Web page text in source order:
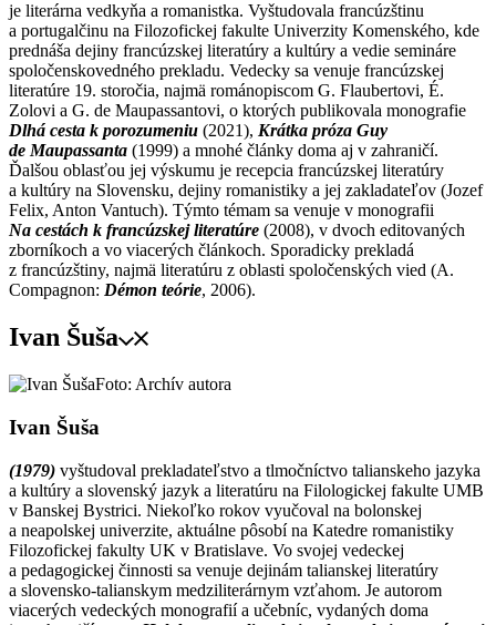
je literárna vedkyňa a romanistka. Vyštudovala francúzštinu
a portugalčinu na Filozofickej fakulte Univerzity Komenského, kde
prednáša dejiny francúzskej literatúry a kultúry a vedie semináre
spoločenskovedného prekladu. Vedecky sa venuje francúzskej
literatúre 19. storočia, najmä románopiscom G. Flaubertovi, É.
Zolovi a G. de Maupassantovi, o ktorých publikovala monografie
Dlhá cesta k porozumeniu (2021), Krátka próza Guy
de Maupassanta (1999) a mnohé články doma aj v zahraničí.
Ďalšou oblasťou jej výskumu je recepcia francúzskej literatúry
a kultúry na Slovensku, dejiny romanistiky a jej zakladateľov (Jozef
Felix, Anton Vantuch). Týmto témam sa venuje v monografii
Na cestách k francúzskej literatúre (2008), v dvoch editovaných
zborníkoch a vo viacerých článkoch. Sporadicky prekladá
z francúzštiny, najmä literatúru z oblasti spoločenských vied (A.
Compagnon: Démon teórie, 2006).
Ivan Šuša
Foto: Archív autora
Ivan Šuša
(1979) vyštudoval prekladateľstvo a tlmočníctvo talianskeho jazyka
a kultúry a slovenský jazyk a literatúru na Filologickej fakulte UMB
v Banskej Bystrici. Niekoľko rokov vyučoval na bolonskej
a neapolskej univerzite, aktuálne pôsobí na Katedre romanistiky
Filozofickej fakulty UK v Bratislave. Vo svojej vedeckej
a pedagogickej činnosti sa venuje dejinám talianskej literatúry
a slovensko-talianskym medziliterárnym vzťahom. Je autorom
viacerých vedeckých monografií a učebníc, vydaných doma